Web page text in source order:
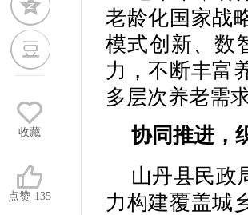
收藏
点赞 135
老龄化国家战
模式创新、数
力，不断丰富
多层次养老需
协同推进，
山丹县民政
力构建覆盖城